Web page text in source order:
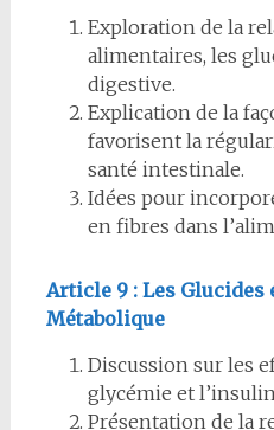
Exploration de la
alimentaires, les
digestive.
Explication de la
favorisent la
santé intestinale.
Idées pour
en fibres dans
Article 9 : Les Glucides
Métabolique
Discussion sur les
glycémie et
Présentation de la